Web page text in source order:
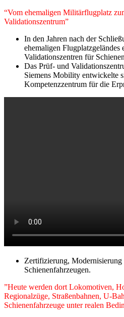
“Vom ehemaligen Militärflugplatz
Validationszentrum”
In den Jahren nach der
ehemaligen Flugplatzgeländes
Validationszentren für
Das Prüf- und
Siemens Mobility entwickelte
Kompetenzzentrum für die
Zertifizierung,
Schienenfahrzeugen.
”Heute werden dort Lokomotiven,
Regionalzüge, Straßenbahnen, U-
Schienenfahrzeuge unter realen